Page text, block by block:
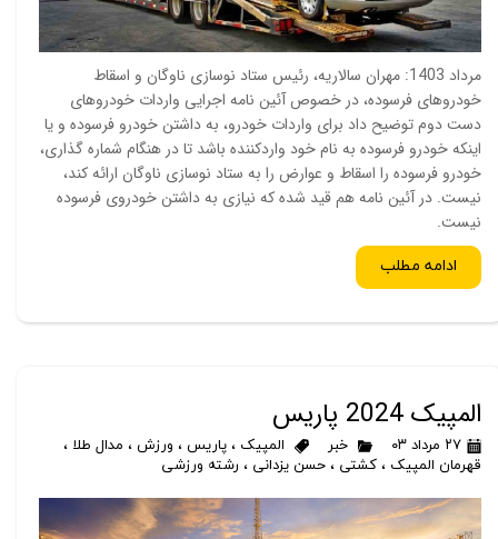
مرداد 1403: مهران سالاریه، رئیس ستاد نوسازی ناوگان و اسقاط
خودروهای فرسوده، در خصوص آئین نامه اجرایی واردات خودروهای
دست دوم توضیح داد برای واردات خودرو، به داشتن خودرو فرسوده و یا
اینکه خودرو فرسوده به نام خود واردکننده باشد تا در هنگام شماره گذاری،
خودرو فرسوده را اسقاط و عوارض را به ستاد نوسازی ناوگان ارائه کند،
نیست. در آئین نامه هم قید شده که نیازی به داشتن خودروی فرسوده
نیست.
ادامه مطلب
المپیک 2024 پاریس
۲۷ مرداد ۰۳ خبر المپیک ، پاریس ، ورزش ، مدال طلا ،
قهرمان المپیک ، کشتی ، حسن یزدانی ، رشته ورزشی